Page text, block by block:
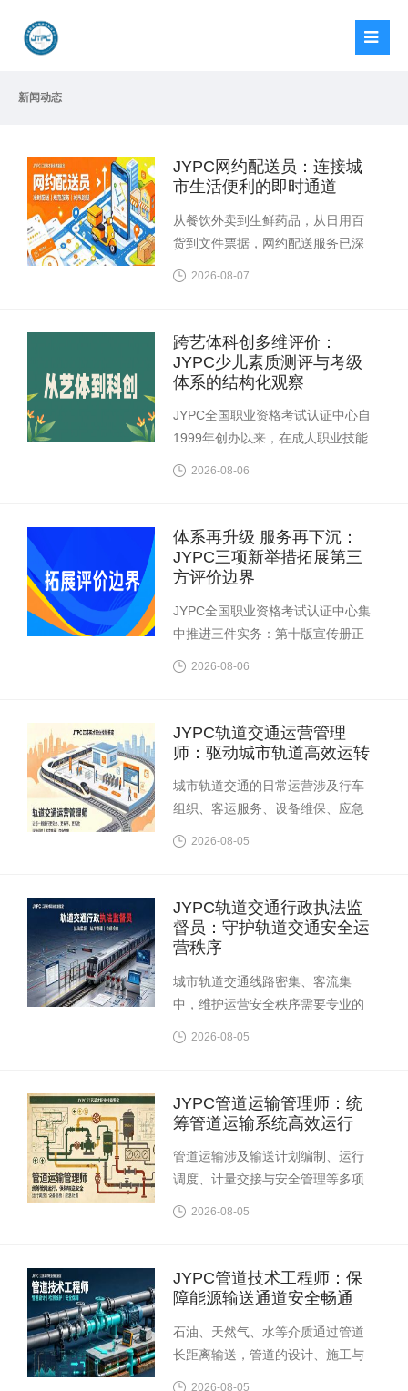
新闻动态
JYPC网约配送员：连接城
市生活便利的即时通道
从餐饮外卖到生鲜药品，从日用百
货到文件票据，网约配送服务已深
领域的服务规范与运营管理，为行
业从业者划定专业能力参照坐标。
2026-08-07
跨艺体科创多维评价：
JYPC少儿素质测评与考级
体系的结构化观察
JYPC全国职业资格考试认证中心自
1999年创办以来，在成人职业技能
演、文化、体育六大类考试为骨
干，并延伸至少儿竞赛、少儿实践
等成果认证，项目总量达150余项。
2026-08-06
体系再升级 服务再下沉：
JYPC三项新举措拓展第三
方评价边界
JYPC全国职业资格考试认证中心集
中推进三件实务：第十版宣传册正
2026-08-06
JYPC轨道交通运营管理
师：驱动城市轨道高效运转
城市轨道交通的日常运营涉及行车
组织、客运服务、设备维保、应急
证，面向轨道交通运营组织与综合
管理领域，为运营企业评价管理岗
位胜任能力提供专业依据。
2026-08-05
JYPC轨道交通行政执法监
督员：守护轨道交通安全运
营秩序
城市轨道交通线路密集、客流集
中，维护运营安全秩序需要专业的
向轨道交通行政执法与运营安全监
督领域，为行业规范执法行为提供
2026-08-05
JYPC管道运输管理师：统
筹管道运输系统高效运行
管道运输涉及输送计划编制、运行
调度、计量交接与安全管理等多项
理领域，为能源物流行业评价综合
管理能力提供参考依据。
2026-08-05
JYPC管道技术工程师：保
障能源输送通道安全畅通
石油、天然气、水等介质通过管道
长距离输送，管道的设计、施工与
2026-08-05